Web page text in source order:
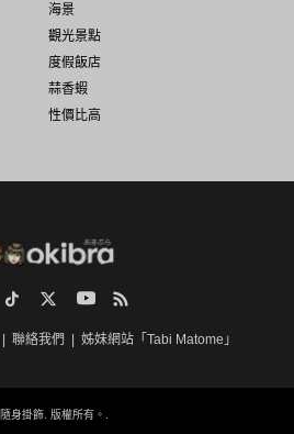
海景
觀光景點
度假飯店
蒜香蝦
性價比高
RSS
聯絡我們 姊妹網站「Tabi Matome」
隨身掛飾. 版權所有。.